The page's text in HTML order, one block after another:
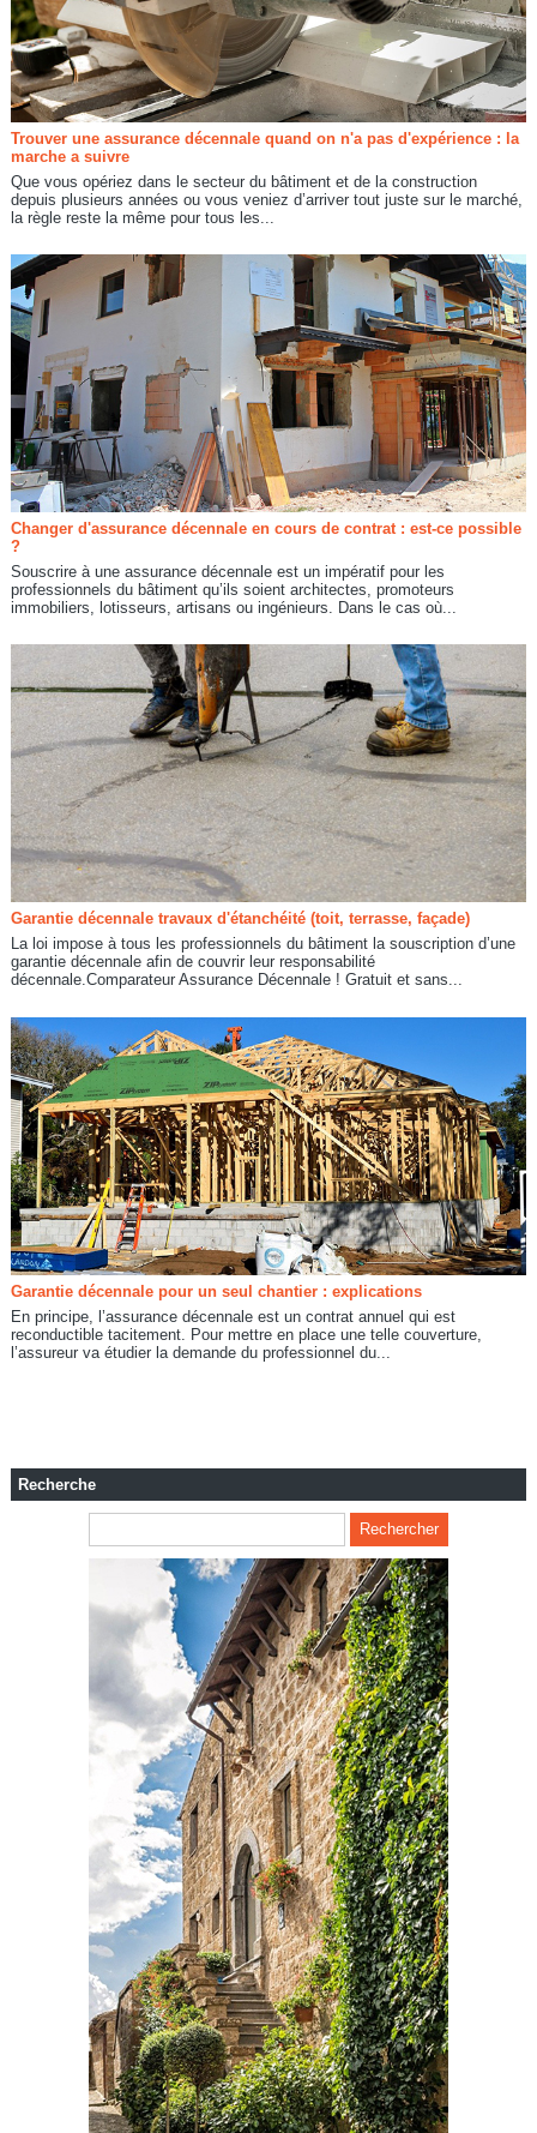
Trouver une assurance décennale quand on n'a pas d'expérience : la
marche a suivre
Que vous opériez dans le secteur du bâtiment et de la construction
depuis plusieurs années ou vous veniez d’arriver tout juste sur le marché,
la règle reste la même pour tous les...
Changer d'assurance décennale en cours de contrat : est-ce possible
?
Souscrire à une assurance décennale est un impératif pour les
professionnels du bâtiment qu’ils soient architectes, promoteurs
immobiliers, lotisseurs, artisans ou ingénieurs. Dans le cas où...
Garantie décennale travaux d'étanchéité (toit, terrasse, façade)
La loi impose à tous les professionnels du bâtiment la souscription d’une
garantie décennale afin de couvrir leur responsabilité
décennale.Comparateur Assurance Décennale ! Gratuit et sans...
Garantie décennale pour un seul chantier : explications
En principe, l’assurance décennale est un contrat annuel qui est
reconductible tacitement. Pour mettre en place une telle couverture,
l’assureur va étudier la demande du professionnel du...
Recherche